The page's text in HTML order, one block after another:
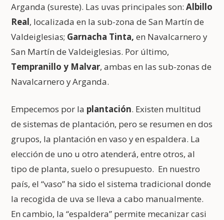
Arganda (sureste). Las uvas principales son:Albillo
Real, localizada en la sub-zona de San Martín de
Valdeiglesias; Garnacha Tinta, en Navalcarnero y
San Martín de Valdeiglesias. Por último,
Tempranillo y Malvar, ambas en las sub-zonas de
Navalcarnero y Arganda.
Empecemos por la plantación. Existen multitud
de sistemas de plantación, pero se resumen en dos
grupos, la plantación en vaso y en espaldera. La
elección de uno u otro atenderá, entre otros, al
tipo de planta, suelo o presupuesto. En nuestro
país, el “vaso” ha sido el sistema tradicional donde
la recogida de uva se lleva a cabo manualmente.
En cambio, la “espaldera” permite mecanizar casi